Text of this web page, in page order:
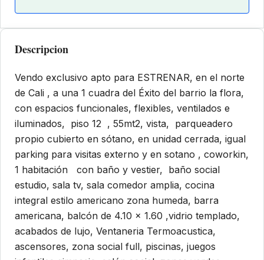
Descripcion
Vendo exclusivo apto para ESTRENAR, en el norte
de Cali , a una 1 cuadra del Éxito del barrio la flora,
con espacios funcionales, flexibles, ventilados e
iluminados, piso 12 , 55mt2, vista, parqueadero
propio cubierto en sótano, en unidad cerrada, igual
parking para visitas externo y en sotano , coworkin,
1 habitación con baño y vestier, baño social
estudio, sala tv, sala comedor amplia, cocina
integral estilo americano zona humeda, barra
americana, balcón de 4.10 x 1.60 ,vidrio templado,
acabados de lujo, Ventaneria Termoacustica,
ascensores, zona social full, piscinas, juegos